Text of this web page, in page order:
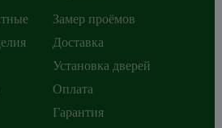
Замер проёмов
Доставка
Установка дверей
Оплата
Гарантия